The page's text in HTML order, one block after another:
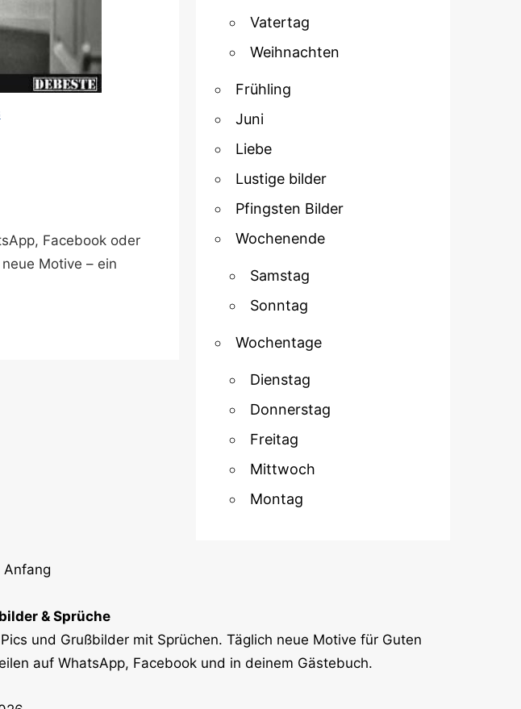
Facebook oder
Motive – ein
Vatertag
Weihnachten
Frühling
Juni
Liebe
Lustige bilder
Pfingsten Bilder
Wochenende
Samstag
Sonntag
Wochentage
Dienstag
Donnerstag
Freitag
Mittwoch
Montag
& Sprüche
und Grußbilder mit Sprüchen. Täglich neue Motive für Guten
auf WhatsApp, Facebook und in deinem Gästebuch.